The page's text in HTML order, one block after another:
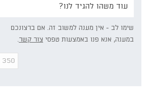
תפרט/י:
שימו לב - אין מענה למשוב זה. אם ברצונכם
במענה, אנא פנו באמצעות טפסי צור קשר.